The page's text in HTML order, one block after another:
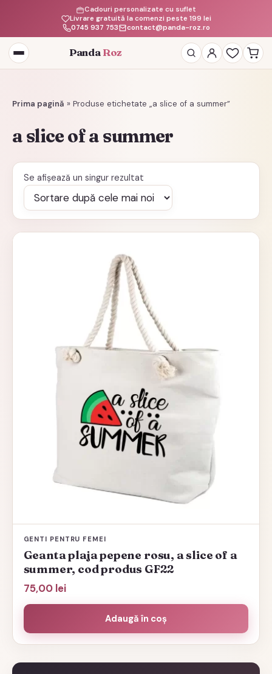
Livrare gratuită la comenzi peste 199 lei
Cadouri personalizate cu suflet
0745 937 753
contact@panda-roz.ro
Deschide
meniul
Panda Roz
Prima pagină » Produse etichetate „a slice of a summer”
a slice of a summer
Se afișează un singur rezultat
GENTI PENTRU FEMEI
Geanta plaja pepene rosu, a slice of a
summer, cod produs GF22
75,00 lei
Adaugă în coș